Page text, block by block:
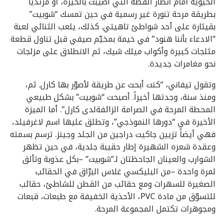
بطريقة مرحة تنورة غير رسمية في حين تمسك “شوبيت”
بقيثارة على أحد شواطئ تاهيتي. كذلك، يلعب الثنائي لعبة
“الادعاء بأننا هنود” في خيمة بمخيّم صيفي قبل تناول قطعة
مثلجات كبيرة وأكواب ميلك شيك، ثم الانطلاق على مزلجات
نحو مغامرات جديدة.
وتقول تيفاني، “كنت أبحث عن طريقة لأصوّر بها كارل. ثم،
ومنذ سنة، وجدتها أخيراً. أصبحت “شوبيت” بشكل طبيعي
المحطة المرحة في الصرامة الزائفةلدى كارل”. أما الميزة
الأخيرة في “دورها النموذجي”، وتطلق عليها اسم لاغرفيلد،
فهي أيضاً تزيين جاكيت دراجين من الجلد وجينز. ترسم بسمته
وعقدة شعره الشهيرة إطار حقيبة جلدية، في حين تظهر
الشوارب والعينان الجاحظتان لـ”شوبيت” –بكل عذوبة وتألق
لمرة واحدة –من البليكسي غلاس البرّاق في الحقائب
الصغيرة للسهرات ومع حقائب من القطن للشاطئ، حقائب
للتسوّق من مادة PVC، الأحذية الخفيفة مع طبعات، قبعات
ومجوهرات تكتمل المجموعة المرحة.